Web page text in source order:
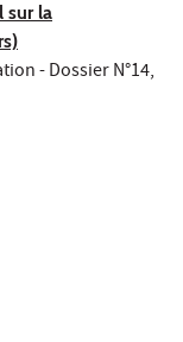
sur la
- Dossier N°14,